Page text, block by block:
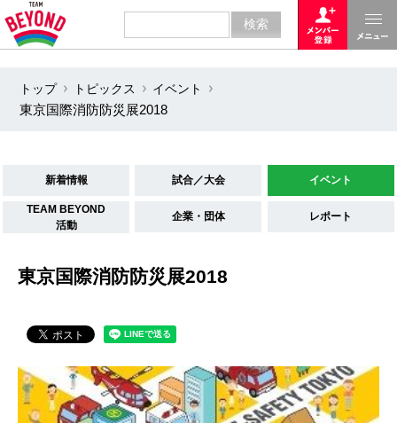
トップ トピックス
イベント
東京国際消防防災展2018
新着情報 試合／大会 イベント
TEAM BEYOND
活動
企業・団体 レポート
東京国際消防防災展2018